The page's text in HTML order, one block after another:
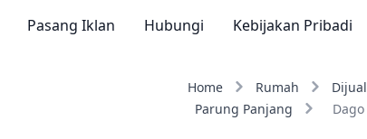
Pasang Iklan Hubungi Kebijakan Pribadi
Home Rumah Dijual
Parung Panjang
Dago